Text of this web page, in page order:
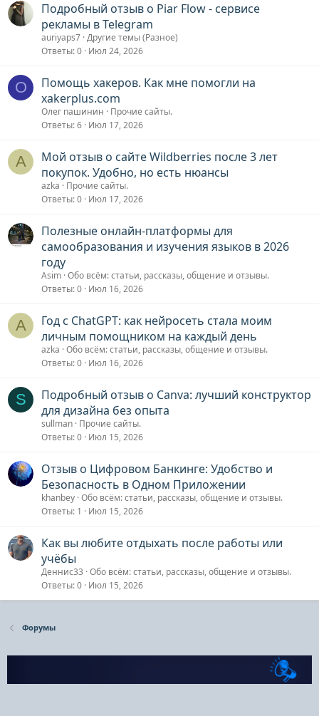
Подробный отзыв о Piar Flow - сервисе
рекламы в Telegram
auriyaps7 Другие темы (Разное)
Ответы 0 Июл 24, 2026
О
Помощь хакеров. Как мне помогли на
xakerplus.com
Олег пашинин
Прочие сайты.
Ответы 6 Июл 17, 2026
A
Мой отзыв о сайте Wildberries после 3 лет
покупок. Удобно, но есть нюансы
azka
Прочие сайты.
Ответы 0 Июл 17, 2026
Полезные онлайн-платформы для
самообразования и изучения языков в 2026
году
Asim Обо всём: статьи, рассказы, общение и отзывы.
Ответы 0 Июл 16, 2026
A
Год с ChatGPT: как нейросеть стала моим
личным помощником на каждый день
azka Обо всём: статьи, рассказы, общение и отзывы.
Ответы 0 Июл 16, 2026
S
Подробный отзыв о Canva: лучший конструктор
для дизайна без опыта
sullman Прочие сайты.
Ответы 0 Июл 15, 2026
Отзыв о Цифровом Банкинге: Удобство и
Безопасность в Одном Приложении
khanbey Обо всём: статьи, рассказы, общение и отзывы.
Ответы 1 Июл 15, 2026
Как вы любите отдыхать после работы или
учёбы
Деннис33 Обо всём: статьи, рассказы, общение и отзывы.
Ответы 0 Июл 15, 2026
Форумы